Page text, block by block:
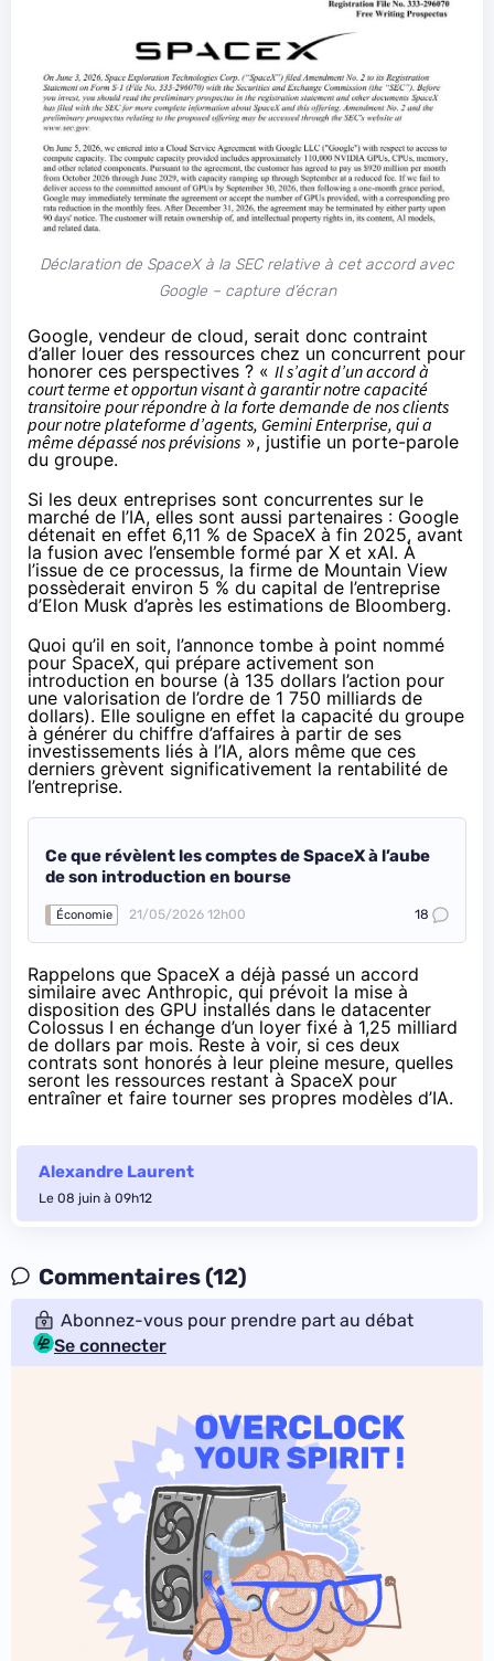
Déclaration de SpaceX à la SEC relative à cet accord avec
Google – capture d’écran
Google, vendeur de cloud, serait donc contraint
d’aller louer des ressources chez un concurrent pour
honorer ces perspectives ? « Il s’agit d’un accord à
court terme et opportun visant à garantir notre capacité
transitoire pour répondre à la forte demande de nos clients
pour notre plateforme d’agents, Gemini Enterprise, qui a
même dépassé nos prévisions », justifie un porte-parole
du groupe.
Si les deux entreprises sont concurrentes sur le
marché de l’IA, elles sont aussi partenaires : Google
détenait en effet 6,11 % de SpaceX à fin 2025, avant
la fusion avec l’ensemble formé par X et xAI. À
l’issue de ce processus, la firme de Mountain View
possèderait environ 5 % du capital de l’entreprise
d’Elon Musk d’après les estimations de Bloomberg.
Quoi qu’il en soit, l’annonce tombe à point nommé
pour SpaceX, qui prépare activement son
introduction en bourse (à 135 dollars l’action pour
une valorisation de l’ordre de 1 750 milliards de
dollars). Elle souligne en effet la capacité du groupe
à générer du chiffre d’affaires à partir de ses
investissements liés à l’IA, alors même que ces
derniers grèvent significativement la rentabilité de
l’entreprise.
Ce que révèlent les comptes de SpaceX à l’aube
de son introduction en bourse
Économie 21/05/2026 12h00 18
Rappelons que SpaceX a déjà passé un accord
similaire avec Anthropic, qui prévoit la mise à
disposition des GPU installés dans le datacenter
Colossus I en échange d’un loyer fixé à 1,25 milliard
de dollars par mois. Reste à voir, si ces deux
contrats sont honorés à leur pleine mesure, quelles
seront les ressources restant à SpaceX pour
entraîner et faire tourner ses propres modèles d’IA.
Alexandre Laurent
Le 08 juin à 09h12
Commentaires (12)
Abonnez-vous pour prendre part au débat
Se connecter